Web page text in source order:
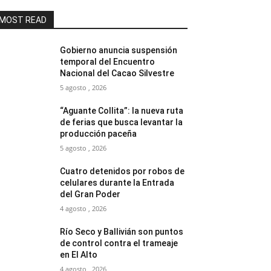
READ
Gobierno anuncia suspensión
temporal del Encuentro
Nacional del Cacao Silvestre
5 agosto , 2026
“Aguante Collita”: la nueva ruta
de ferias que busca levantar la
producción paceña
5 agosto , 2026
Cuatro detenidos por robos de
celulares durante la Entrada
del Gran Poder
4 agosto , 2026
Río Seco y Ballivián son puntos
de control contra el trameaje
en El Alto
4 agosto , 2026